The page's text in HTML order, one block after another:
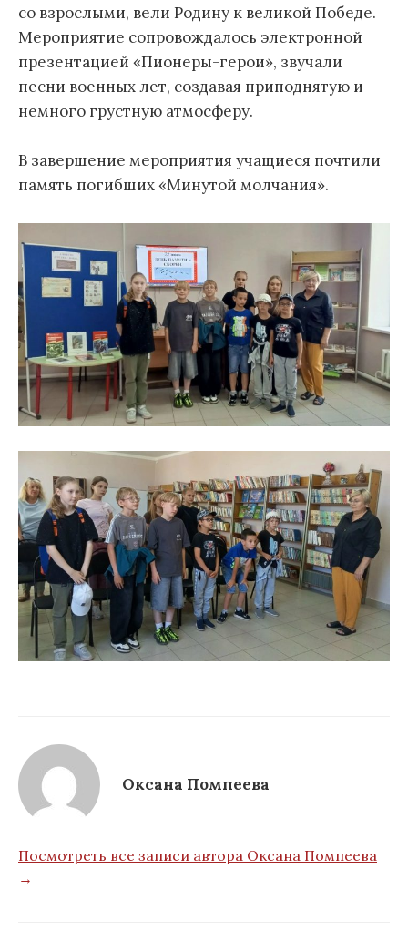
со взрослыми, вели Родину к великой Победе.
Мероприятие сопровождалось электронной
презентацией «Пионеры-герои», звучали
песни военных лет, создавая приподнятую и
немного грустную атмосферу.
В завершение мероприятия учащиеся почтили
память погибших «Минутой молчания».
Оксана Помпеева
Посмотреть все записи автора Оксана Помпеева
→